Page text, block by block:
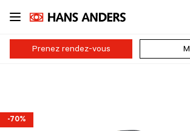
Passer
contenu
principalPrenez rendez-vous
-70%